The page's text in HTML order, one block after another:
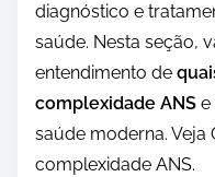
diagnóstico e
saúde. Nesta seção,
entendimento de
complexidade ANS e
saúde moderna. Veja
complexidade ANS.